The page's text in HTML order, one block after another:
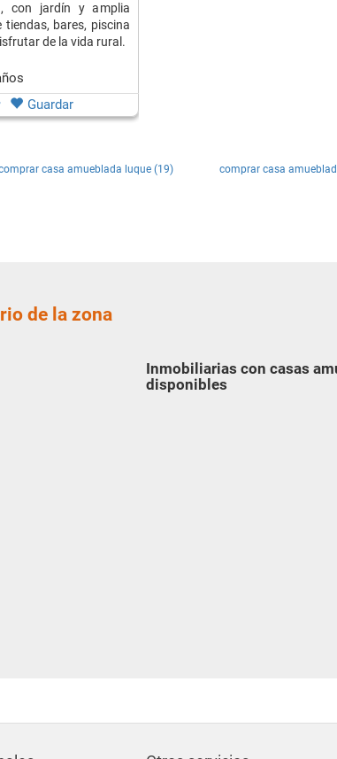
con jardín y amplia
tiendas, bares, piscina
de la vida rural.
Guardar
casa amueblada luque (19) comprar casa
de la zona
Inmobiliarias con casas
disponibles